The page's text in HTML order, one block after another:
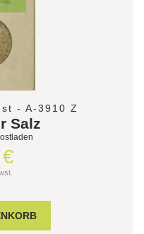
- A-3910 Z
Salz